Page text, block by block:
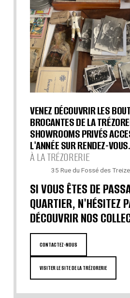
VENEZ DÉCOUVRIR LES
BROCANTES DE LA
SHOWROOMS PRIVÉS
L'ANNÉE SUR RENDEZ-VOUS.
À LA TRÉZORERIE
35 Rue du Fossé des
SI VOUS ÊTES DE
QUARTIER, N'HÉSITEZ
DÉCOUVRIR NOS
CONTACTEZ-NOUS
VISITER LE SITE DE LA TRÉZORERIE